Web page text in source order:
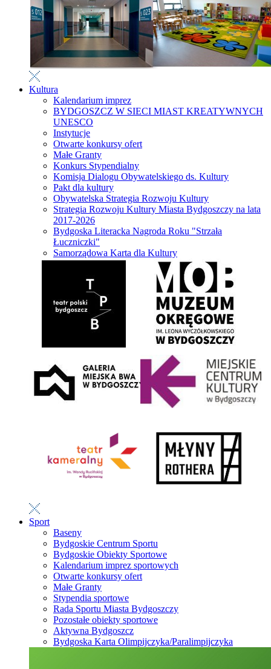
Kultura
Kalendarium imprez
BYDGOSZCZ W SIECI MIAST KREATYWNYCH
UNESCO
Instytucje
Otwarte konkursy ofert
Małe Granty
Konkurs Stypendialny
Komisja Dialogu Obywatelskiego ds. Kultury
Pakt dla kultury
Obywatelska Strategia Rozwoju Kultury
Strategia Rozwoju Kultury Miasta Bydgoszczy na lata
2017-2026
Bydgoska Literacka Nagroda Roku "Strzała
Łuczniczki"
Samorządowa Karta dla Kultury
Sport
Baseny
Bydgoskie Centrum Sportu
Bydgoskie Obiekty Sportowe
Kalendarium imprez sportowych
Otwarte konkursy ofert
Małe Granty
Stypendia sportowe
Rada Sportu Miasta Bydgoszczy
Pozostałe obiekty sportowe
Aktywna Bydgoszcz
Bydgoska Karta Olimpijczyka/Paralimpijczyka